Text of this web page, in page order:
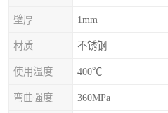
壁厚 1mm
材质 不锈钢
使用温度 400℃
弯曲强度 360MPa